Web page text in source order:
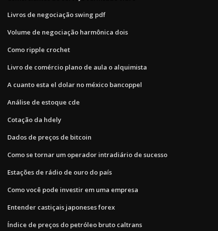
Livros de negociação swing pdf
Volume de negociação harmônica dois
Como ripple crochet
Livro de comércio plano de aula o alquimista
A cuanto esta el dolar no méxico bancoppel
Análise de estoque cde
Cotação da hdely
Dados de preços de bitcoin
Como se tornar um operador intradiário de sucesso
Estações de rádio de ouro do país
Como você pode investir em uma empresa
Entender castiçais japoneses forex
Índice de preços do petróleo bruto caltrans